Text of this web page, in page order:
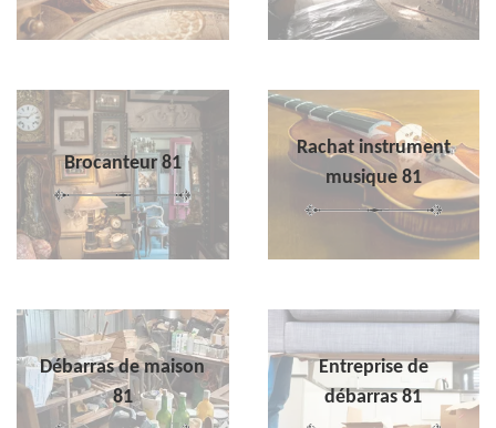
Brocanteur 81
Rachat instrument
musique 81
Débarras de maison
81
Entreprise de
débarras 81